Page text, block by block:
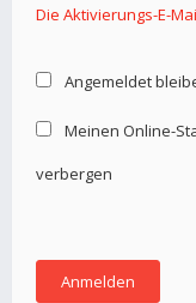
Die Aktivierungs-E-
Angemeldet
Meinen Online-
verbergen